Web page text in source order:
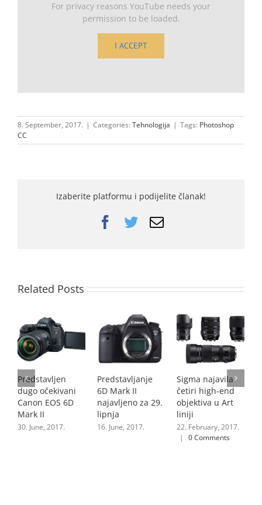
For privacy reasons YouTube needs your
permission to be loaded.
I ACCEPT
8. September, 2017. | Categories: Tehnologija | Tags: Photoshop
CC
Izaberite platformu i podijelite članak!
Facebook
TwitterEmail
Related Posts
Predstavljen
dugo očekivani
Canon EOS 6D
Mark II
30. June, 2017.
Predstavljanje
6D Mark II
najavljeno za 29.
lipnja
16. June, 2017.
Sigma najavila
četiri high-end
objektiva u Art
liniji
22. February, 2017.
|
0 Comments